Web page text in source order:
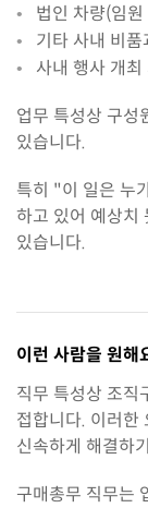
법인 차량(임
기타 사내 비품
사내 행사 개최
업무 특성상 구성
있습니다.
특히 "이 일은 누
하고 있어 예상치
있습니다.
이런 사람을 원해
직무 특성상 조직
접합니다. 이러한
신속하게 해결하
구매총무 직무는